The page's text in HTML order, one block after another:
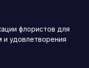
флористов для
удовлетворения